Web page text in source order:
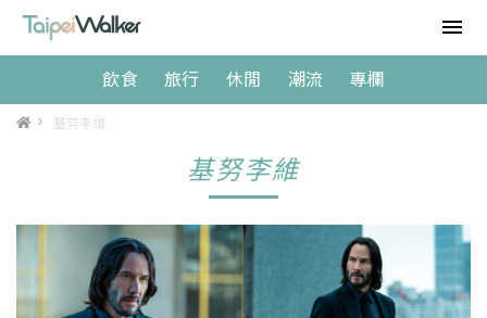
飲食 旅行 休閒 潮流 專欄
> 基努李維
基努李維